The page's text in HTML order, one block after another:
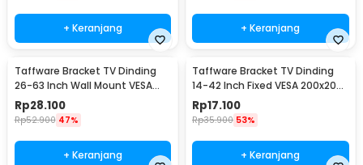
+ Keranjang + Keranjang
Taffware Bracket TV Dinding
26-63 Inch Wall Mount VESA
400x400 - B41
Rp28.100
Rp52.900 47%
+ Keranjang
Taffware Bracket TV Dinding
14-42 Inch Fixed VESA 200x200
Beban 25kg - HD601
Rp17.100
Rp35.900 53%
+ Keranjang